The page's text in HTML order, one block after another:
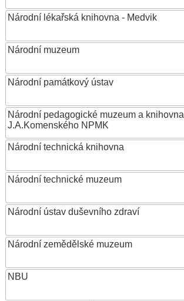
Národní lékařská knihovna - Medvik
Národní muzeum
Národní památkový ústav
Národní pedagogické muzeum a knihovna
J.A.Komenského NPMK
Národní technická knihovna
Národní technické muzeum
Národní ústav duševního zdraví
Národní zemědělské muzeum
NBU